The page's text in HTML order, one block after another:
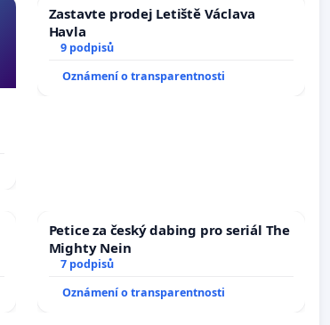
Zastavte prodej Letiště Václava
Havla
9 podpisů
Oznámení o transparentnosti
Petice za český dabing pro seriál The
Mighty Nein
7 podpisů
Oznámení o transparentnosti